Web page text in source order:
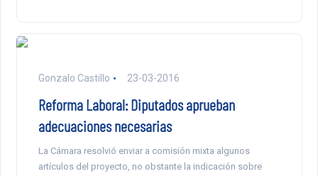
Gonzalo Castillo 23-03-2016
Reforma Laboral: Diputados aprueban
adecuaciones necesarias
La Cámara resolvió enviar a comisión mixta algunos
artículos del proyecto, no obstante la indicación sobre